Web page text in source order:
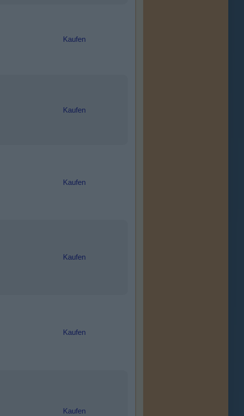
Kaufen
Kaufen
Kaufen
Kaufen
Kaufen
Kaufen